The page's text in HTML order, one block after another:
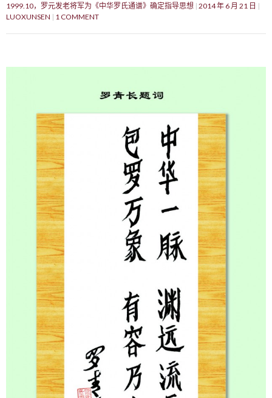
1999.10，罗元发老将军为《中华罗氏通谱》确定指导思想 2014 年 6 月 21 日
LUOXUNSEN
1 COMMENT